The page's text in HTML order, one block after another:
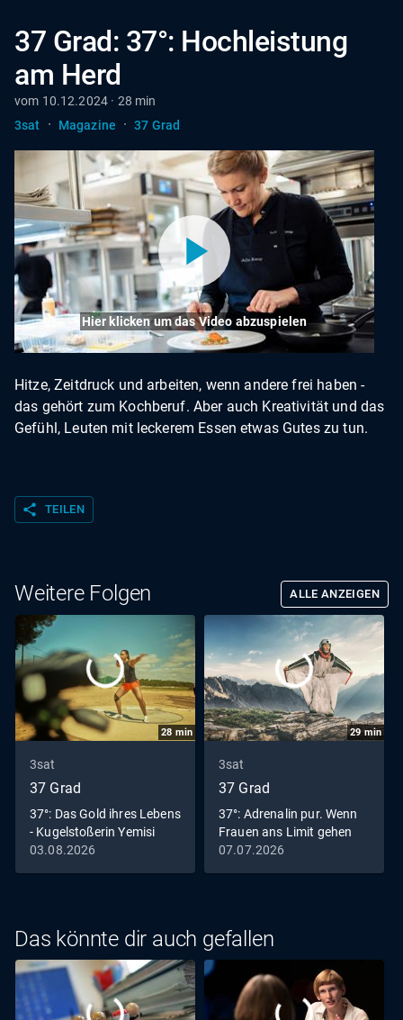
37 Grad: 37°: Hochleistung
am Herd
vom 10.12.2024 · 28 min
3sat
· Magazine · 37 Grad
Hier klicken um das Video abzuspielen
Hitze, Zeitdruck und arbeiten, wenn andere frei haben -
das gehört zum Kochberuf. Aber auch Kreativität und das
Gefühl, Leuten mit leckerem Essen etwas Gutes zu tun.
share TEILEN
Weitere Folgen ALLE ANZEIGEN
28 min
3sat
37 Grad
37°: Das Gold ihres Lebens
- Kugelstoßerin Yemisi
03.08.2026
29min
3sat
37 Grad
37°: Adrenalin pur. Wenn
Frauen ans Limit gehen
07.07.2026
Das könnte dir auch gefallen